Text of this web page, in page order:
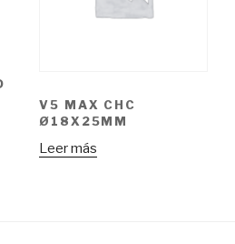
V5 MAX CHC
Ø18X25MM
Leer más